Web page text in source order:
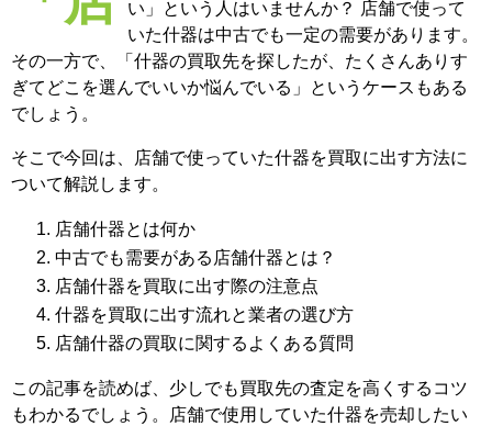
い」という人はいませんか？ 店舗で使って
いた什器は中古でも一定の需要があります。
その一方で、「什器の買取先を探したが、たくさんありす
ぎてどこを選んでいいか悩んでいる」というケースもある
でしょう。
そこで今回は、店舗で使っていた什器を買取に出す方法に
ついて解説します。
店舗什器とは何か
中古でも需要がある店舗什器とは？
店舗什器を買取に出す際の注意点
什器を買取に出す流れと業者の選び方
店舗什器の買取に関するよくある質問
この記事を読めば、少しでも買取先の査定を高くするコツ
もわかるでしょう。店舗で使用していた什器を売却したい